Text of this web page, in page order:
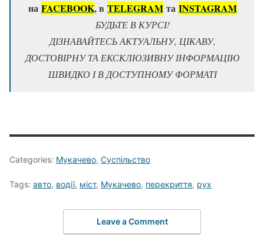
на FACEBOOK, в TELEGRAM та ІNSTAGRAM
БУДЬТЕ В КУРСІ!
ДІЗНАВАЙТЕСЬ АКТУАЛЬНУ, ЦІКАВУ,
ДОСТОВІРНУ ТА ЕКСКЛЮЗИВНУ ІНФОРМАЦІЮ
ШВИДКО І В ДОСТУПНОМУ ФОРМАТІ
Categories: Мукачево, Суспільство
Tags: авто, водії, міст, Мукачево, перекриття, рух
Leave a Comment